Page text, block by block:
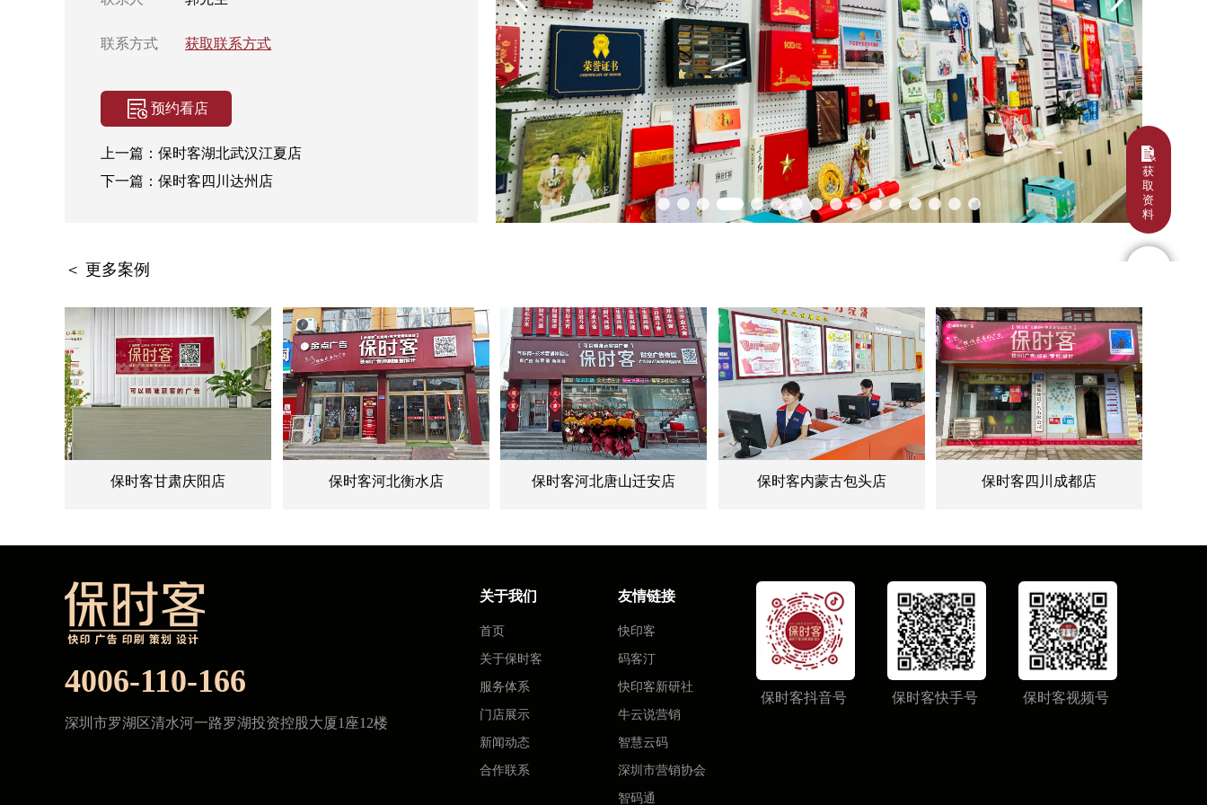
联系方式 获取联系方式
预约看店
上一篇： 保时客湖北武汉江夏店
下一篇： 保时客四川达州店
＜ 更多案例
保时客甘肃庆阳店 保时客河北衡水店 保时客河北唐山迁安店 保时客内蒙古包头店 保时客四川成都店
4006-110-166
深圳市罗湖区清水河一路罗湖投资控股大厦1座12楼
关于我们
首页
关于保时客
服务体系
门店展示
新闻动态
合作联系
友情链接
快印客
码客汀
快印客新研社
牛云说营销
智慧云码
深圳市营销协会
智码通
保时客抖音号 保时客快手号 保时客视频号
获
取
资
料
电话
微信